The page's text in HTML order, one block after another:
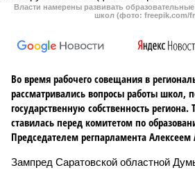
Власти намерены развивать
школ (фото: freepik.com/
Во время рабочего совещания в
рассматривались вопросы работы школ,
государственную собственность региона.
ставилась перед комитетом по
Председателем регпарламента
Зампред Саратовской областной